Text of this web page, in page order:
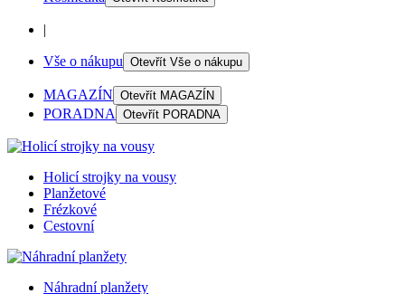
|
Vše o nákupu Otevřít Vše o nákupu
MAGAZÍN Otevřít MAGAZÍN
PORADNA Otevřít PORADNA
Holicí strojky na vousy
Planžetové
Frézkové
Cestovní
Náhradní planžety